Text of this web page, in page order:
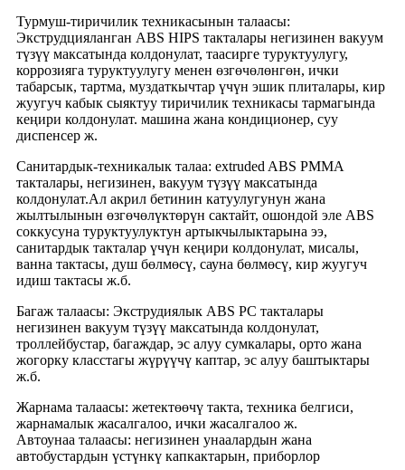
Турмуш-тиричилик техникасынын талаасы:
Экструдцияланган ABS HIPS такталары негизинен вакуум
түзүү максатында колдонулат, таасирге туруктуулугу,
коррозияга туруктуулугу менен өзгөчөлөнгөн, ички
табарсык, тартма, муздаткычтар үчүн эшик плиталары, кир
жуугуч кабык сыяктуу тиричилик техникасы тармагында
кеңири колдонулат. машина жана кондиционер, суу
диспенсер ж.
Санитардык-техникалык талаа: extruded ABS PMMA
такталары, негизинен, вакуум түзүү максатында
колдонулат.Ал акрил бетинин катуулугунун жана
жылтылынын өзгөчөлүктөрүн сактайт, ошондой эле ABS
соккусуна туруктуулуктун артыкчылыктарына ээ,
санитардык такталар үчүн кеңири колдонулат, мисалы,
ванна тактасы, душ бөлмөсү, сауна бөлмөсү, кир жуугуч
идиш тактасы ж.б.
Багаж талаасы: Экструдиялык ABS PC такталары
негизинен вакуум түзүү максатында колдонулат,
троллейбустар, багаждар, эс алуу сумкалары, орто жана
жогорку класстагы жүрүүчү каптар, эс алуу баштыктары
ж.б.
Жарнама талаасы: жетектөөчү такта, техника белгиси,
жарнамалык жасалгалоо, ички жасалгалоо ж.
Автоунаа талаасы: негизинен унаалардын жана
автобустардын үстүнкү капкактарын, приборлор